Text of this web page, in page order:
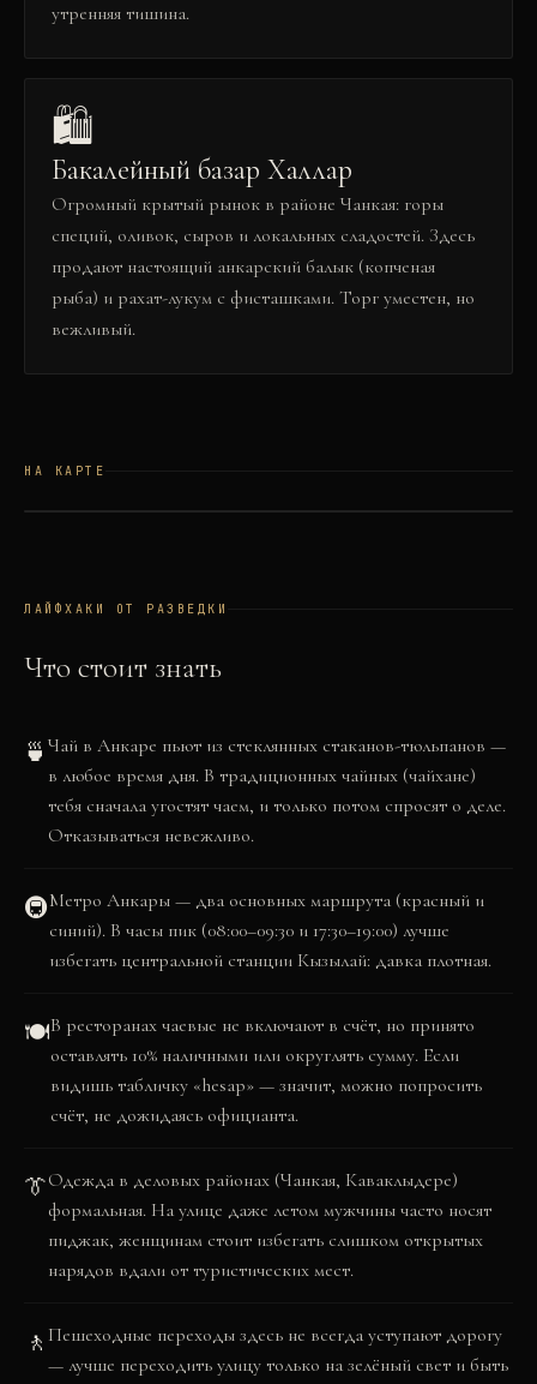
утренняя тишина.
🛍️
Бакалейный базар Халлар
Огромный крытый рынок в районе Чанкая: горы
специй, оливок, сыров и локальных сладостей. Здесь
продают настоящий анкарский балык (копченая
рыба) и рахат-лукум с фисташками. Торг уместен, но
вежливый.
НА КАРТЕ
ЛАЙФХАКИ ОТ РАЗВЕДКИ
Что стоит знать
🍵 Чай в Анкаре пьют из стеклянных стаканов-тюльпанов —
в любое время дня. В традиционных чайных (чайхане)
тебя сначала угостят чаем, и только потом спросят о деле.
Отказываться невежливо.
🚇Метро Анкары — два основных маршрута (красный и
синий). В часы пик (08:00–09:30 и 17:30–19:00) лучше
избегать центральной станции Кызылай: давка плотная.
🍽️В ресторанах чаевые не включают в счёт, но принято
оставлять 10% наличными или округлять сумму. Если
видишь табличку «hesap» — значит, можно попросить
счёт, не дожидаясь официанта.
👔Одежда в деловых районах (Чанкая, Каваклыдере)
формальная. На улице даже летом мужчины часто носят
пиджак, женщинам стоит избегать слишком открытых
нарядов вдали от туристических мест.
🚶 Пешеходные переходы здесь не всегда уступают дорогу
— лучше переходить улицу только на зелёный свет и быть